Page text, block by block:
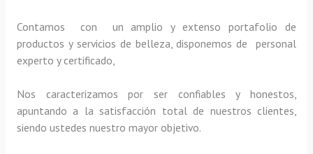
Contamos con un amplio y extenso portafolio de
productos y servicios de belleza, disponemos de personal
experto y certificado,
Nos caracterizamos por ser confiables y honestos,
apuntando a la satisfacción total de nuestros clientes,
siendo ustedes nuestro mayor objetivo.